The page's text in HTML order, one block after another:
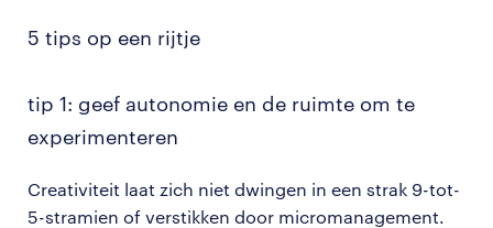
5 tips op een rijtje
tip 1: geef autonomie en de ruimte om te
experimenteren
Creativiteit laat zich niet dwingen in een strak 9-tot-
5-stramien of verstikken door micromanagement.